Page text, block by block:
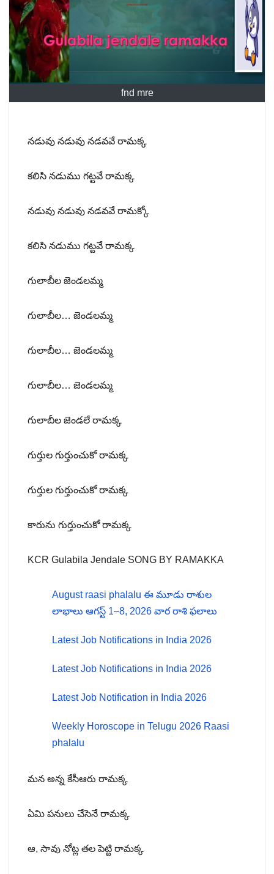
fnd mre
నడువు నడువు నడవవే రామక్క
కలిసి నడుము గట్టవే రామక్క
నడువు నడువు నడవవే రామక్కో
కలిసి నడుము గట్టవే రామక్క
గులాబీల జెండలమ్మ
గులాబీల… జెండలమ్మ
గులాబీల… జెండలమ్మ
గులాబీల… జెండలమ్మ
గులాబీల జెండలే రామక్క
గుర్తుల గుర్తుంచుకో రామక్క
గుర్తుల గుర్తుంచుకో రామక్క
కారును గుర్తుంచుకో రామక్క
KCR Gulabila Jendale SONG BY RAMAKKA
August raasi phalalu ఈ మూడు రాశుల
లాభాలు ఆగస్ట్ 1–8, 2026 వార రాశి ఫలాలు
Latest Job Notifications in India 2026
Latest Job Notifications in India 2026
Latest Job Notification in India 2026
Weekly Horoscope in Telugu 2026 Raasi
phalalu
మన అన్న కేసీఆరు రామక్క
ఏమి పనులు చేసెనే రామక్క
ఆ, సావు నోట్ల తల పెట్టి రామక్క